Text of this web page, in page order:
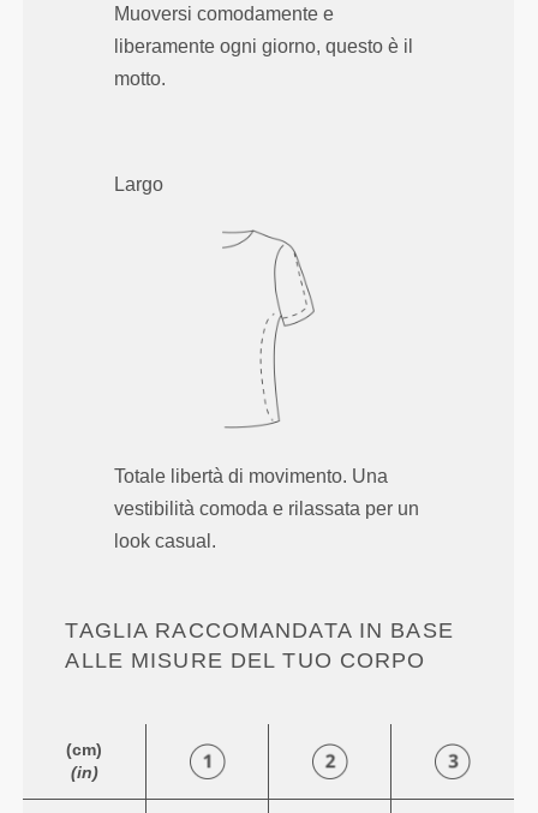
Muoversi comodamente e
liberamente ogni giorno, questo è il
motto.
Largo
Totale libertà di movimento. Una
vestibilità comoda e rilassata per un
look casual.
TAGLIA RACCOMANDATA IN BASE
ALLE MISURE DEL TUO CORPO
(cm)
(in)